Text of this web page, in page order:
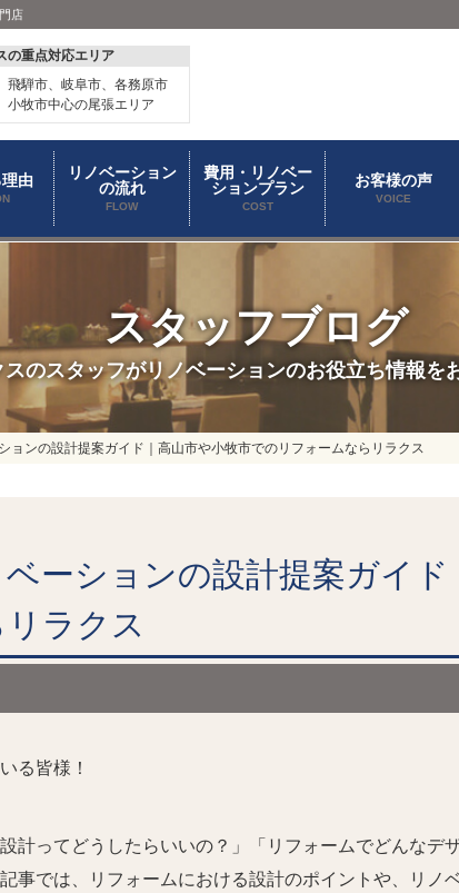
店
の重点対応エリア
飛騨市、岐阜市、各務原市
小牧市中心の尾張エリア
由
リノベーション
の流れ
FLOW
費用・リノベー
ションプラン
COST
お客様の声
VOICE
スタッフブログ
スのスタッフがリノベーションのお役立ち情報を
ョンの設計提案ガイド｜高山市や小牧市でのリフォームならリラクス
ーションの設計提案ガイ
ラクス
る皆様！
計ってどうしたらいいの？」「リフォームでどんなデ
事では、リフォームにおける設計のポイントや、リノ